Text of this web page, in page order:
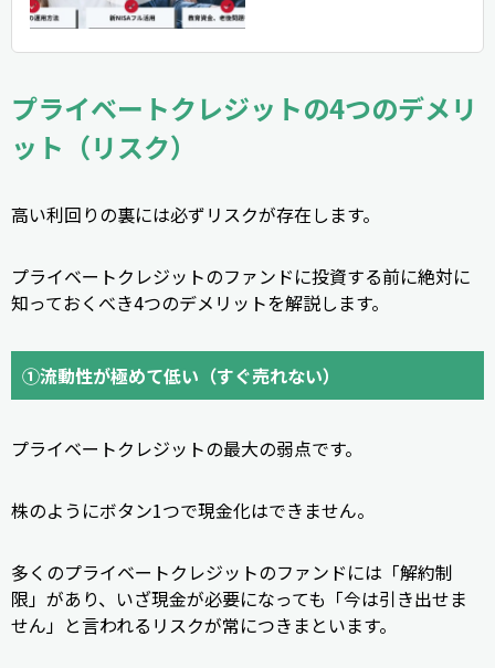
プライベートクレジットの4つのデメリ
ット（リスク）
高い利回りの裏には必ずリスクが存在します。
プライベートクレジットのファンドに投資する前に絶対に
知っておくべき4つのデメリットを解説します。
①流動性が極めて低い（すぐ売れない）
プライベートクレジットの最大の弱点です。
株のようにボタン1つで現金化はできません。
多くのプライベートクレジットのファンドには「解約制
限」があり、いざ現金が必要になっても「今は引き出せま
せん」と言われるリスクが常につきまといます。